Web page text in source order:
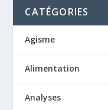
CATÉGORIES
Agisme
Alimentation
Analyses